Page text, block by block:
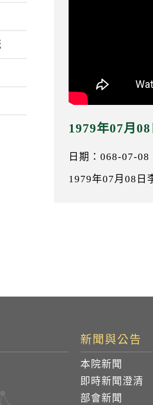
1979年07月
日期：068-07-08
1979年07月08日
新聞與公告
本院新聞
即時新聞澄清
部會新聞